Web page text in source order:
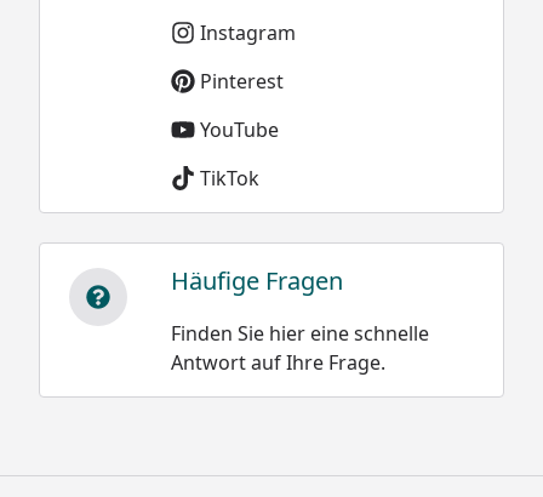
Sie können natürlich sowohl dieses, als auch alle
weiteren Modelle der XIMAX Carport-
Optionale Erweiterungen (siehe Reiter "Zubehör"):
Instagram
Pinterest
YouTube
TikTok
Häufige Fragen
Finden Sie hier eine schnelle
Antwort auf Ihre Frage.